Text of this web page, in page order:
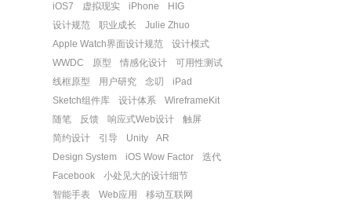
iOS7
虚拟现实 iPhone
HIG
设计规范
职业成长
Julie Zhuo
Apple Watch界面设计规范
设计模式
WWDC
原型 情感化设计
可用性测试
线框原型
用户研究 念叨
iPad
Sketch组件库
设计体系
WireframeKit
随笔
反馈 响应式Web设计
触屏
简约设计
引导 Unity
AR
Design System
iOS Wow Factor
迭代
Facebook
小处见大的设计细节
智能手表
Web应用
移动互联网